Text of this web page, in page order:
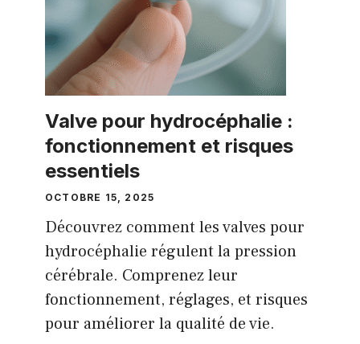
Valve pour hydrocéphalie :
fonctionnement et risques
essentiels
OCTOBRE 15, 2025
Découvrez comment les valves pour
hydrocéphalie régulent la pression
cérébrale. Comprenez leur
fonctionnement, réglages, et risques
pour améliorer la qualité de vie.